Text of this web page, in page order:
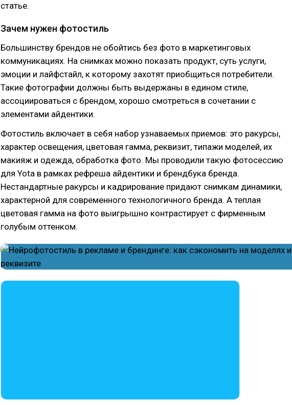
статье.
Зачем нужен фотостиль
Большинству брендов не обойтись без фото в маркетинговых
коммуникациях. На снимках можно показать продукт, суть услуги,
эмоции и лайфстайл, к которому захотят приобщиться потребители.
Такие фотографии должны быть выдержаны в едином стиле,
ассоциироваться с брендом, хорошо смотреться в сочетании с
элементами айдентики.
Фотостиль включает в себя набор узнаваемых приемов: это ракурсы,
характер освещения, цветовая гамма, реквизит, типажи моделей, их
макияж и одежда, обработка фото. Мы проводили такую фотосессию
для Yota в рамках рефреша айдентики и брендбука бренда.
Нестандартные ракурсы и кадрирование придают снимкам динамики,
характерной для современного технологичного бренда. А теплая
цветовая гамма на фото выигрышно контрастирует с фирменным
голубым оттенком.